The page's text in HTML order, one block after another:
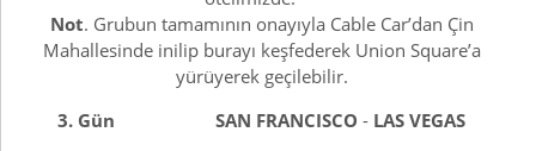
Not. Grubun tamamının onayıyla Cable Car’dan Çin
Mahallesinde inilip burayı keşfederek Union Square’a
yürüyerek geçilebilir.
3. Gün SAN FRANCISCO - LAS VEGAS